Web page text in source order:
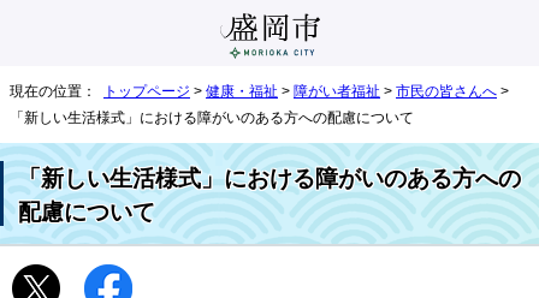
現在の位置： トップページ > 健康・福祉 > 障がい者福祉 > 市民の皆さんへ >
「新しい生活様式」における障がいのある方への配慮について
「新しい生活様式」における障がいのある方への
配慮について